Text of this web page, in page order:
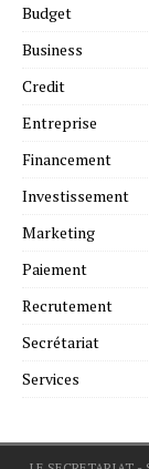
Budget
Business
Credit
Entreprise
Financement
Investissement
Marketing
Paiement
Recrutement
Secrétariat
Services